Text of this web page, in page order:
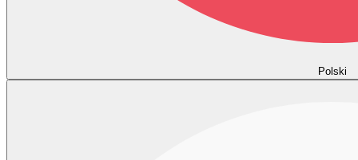
Polski